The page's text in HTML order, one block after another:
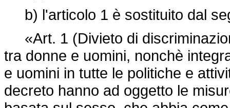
b) l'articolo 1 è sostituito dal
«Art. 1 (Divieto di
tra donne e uomini, nonchè
e uomini in tutte le politiche e
decreto hanno ad oggetto le